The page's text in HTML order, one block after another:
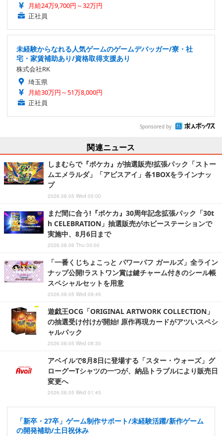
月給24万9,700円～32万円
正社員
未経験からなれる人気ゲームのゲームデバッガー/寮・社
宅・家賃補助あり/資格取得支援あり
株式会社RK
埼玉県
月給30万円～51万8,000円
正社員
Sponsored by
関連ニュース
しまむらで『ポケカ』が抽選販売!拡張パック「ストー
ムエメラルダ」「アビスアイ」各1BOXをラインナッ
プ
2026.08.05 Wed 05:00
まだ間に合う!『ポケカ』30周年記念拡張パック「30t
h CELEBRATION」抽選販売がホビーステーションで
実施中、8月6日まで
2026.08.06 Thu 03:00
「一番くじちょこっと パワーパフ ガールズ」全ライン
ナップ公開!ラストワン賞は鍵チャーム付きのシール帳
スペシャルセットを用意
2026.08.05 Wed 09:45
遊戯王OCG「ORIGINAL ARTWORK COLLECTION」
の抽選受け付けが開始! 原作再現カードがアツいスペシ
ャルパック
2026.08.05 Wed 08:30
アベイルで8月8日に登場する「スター・ウォーズ」グ
ローグーTシャツの一つが、納品トラブルにより販売日
変更へ
2026.08.05 Wed 01:45
「新卒・27卒」ゲーム制作サポート/未経験活躍/新作ゲーム
の開発補助/土日祝休み